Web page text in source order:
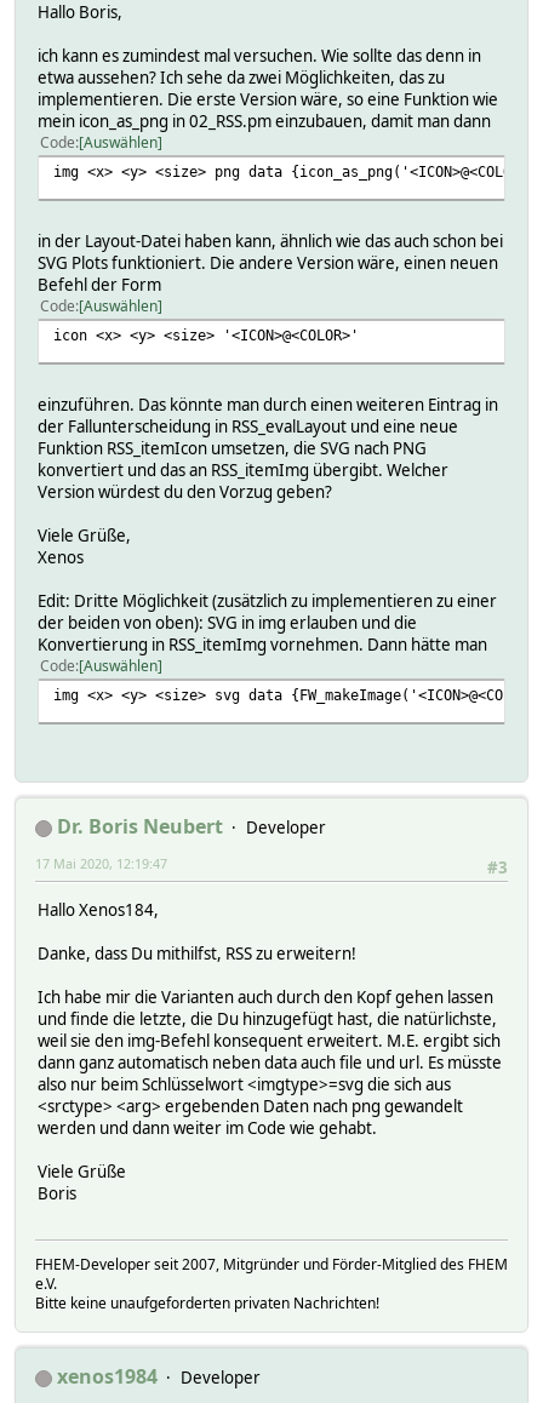
Hallo Boris,
ich kann es zumindest mal versuchen. Wie sollte das denn in
etwa aussehen? Ich sehe da zwei Möglichkeiten, das zu
implementieren. Die erste Version wäre, so eine Funktion wie
mein icon_as_png in 02_RSS.pm einzubauen, damit man dann
Code Auswählen
img <x> <y> <size> png data
in der Layout-Datei haben kann, ähnlich wie das auch schon bei
SVG Plots funktioniert. Die andere Version wäre, einen neuen
Befehl der Form
Code Auswählen
icon <x> <y> <size> '<ICON>@<COLOR>'
einzuführen. Das könnte man durch einen weiteren Eintrag in
der Fallunterscheidung in RSS_evalLayout und eine neue
Funktion RSS_itemIcon umsetzen, die SVG nach PNG
konvertiert und das an RSS_itemImg übergibt. Welcher
Version würdest du den Vorzug geben?
Viele Grüße,
Xenos
Edit: Dritte Möglichkeit (zusätzlich zu implementieren zu einer
der beiden von oben): SVG in img erlauben und die
Konvertierung in RSS_itemImg vornehmen. Dann hätte man
Code Auswählen
img <x> <y> <size> svg data
Dr. Boris Neubert
Developer
#3
17 Mai 2020, 12:19:47
Hallo Xenos184,
Danke, dass Du mithilfst, RSS zu erweitern!
Ich habe mir die Varianten auch durch den Kopf gehen lassen
und finde die letzte, die Du hinzugefügt hast, die natürlichste,
weil sie den img-Befehl konsequent erweitert. M.E. ergibt sich
dann ganz automatisch neben data auch file und url. Es müsste
also nur beim Schlüsselwort <imgtype>=svg die sich aus
<srctype> <arg> ergebenden Daten nach png gewandelt
werden und dann weiter im Code wie gehabt.
Viele Grüße
Boris
FHEM-Developer seit 2007, Mitgründer und Förder-Mitglied des FHEM
e.V.
Bitte keine unaufgeforderten privaten Nachrichten!
xenos1984
Developer